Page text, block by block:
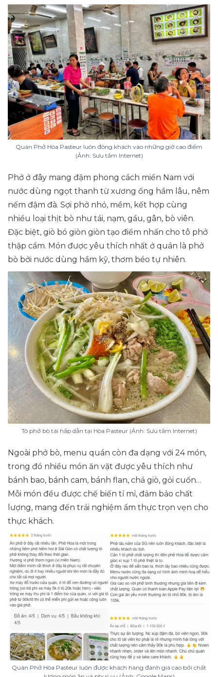
Quán Phở Hòa Pasteur luôn đông khách vào những giờ cao điểm
(Ảnh: Sưu tầm Internet)
Phở ở đây mang đậm phong cách miền Nam với
nước dùng ngọt thanh từ xương ống hầm lâu, nêm
nếm đậm đà. Sợi phở nhỏ, mềm, kết hợp cùng
nhiều loại thịt bò như tái, nạm, gầu, gân, bò viên.
Đặc biệt, giò bó giòn giòn tạo điểm nhấn cho tô phở
thập cẩm. Món được yêu thích nhất ở quán là phở
bò bởi nước dùng hầm kỹ, thơm béo tự nhiên.
Tô phở bò tái hấp dẫn tại Hòa Pasteur (Ảnh: Sưu tầm Internet)
Ngoài phở bò, menu quán còn đa dạng với 24 món,
trong đó nhiều món ăn vặt được yêu thích như
bánh bao, bánh cam, bánh flan, chả giò, gỏi cuốn…
Mỗi món đều được chế biến tỉ mỉ, đảm bảo chất
lượng, mang đến trải nghiệm ẩm thực trọn vẹn cho
thực khách.
Quán Phở Hòa Pasteur luôn được khách hàng đánh giá cao bởi chất